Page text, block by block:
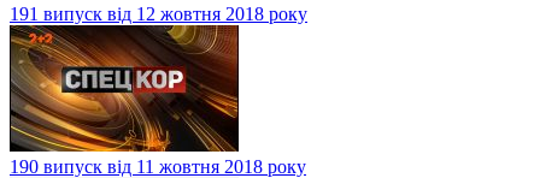
191 випуск від 12 жовтня 2018 року
190 випуск від 11 жовтня 2018 року